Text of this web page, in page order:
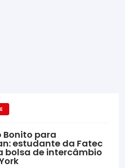
Bonito para
estudante da Fatec
bolsa de intercâmbio